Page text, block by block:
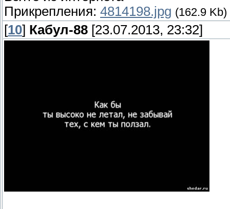
Прикрепления: 4814198.jpg (162.9 Kb)
[10] Кабул-88 [23.07.2013, 23:32]